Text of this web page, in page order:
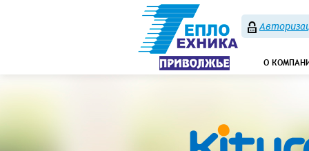
О